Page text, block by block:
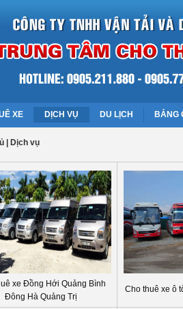
XE DỊCH VỤ DU LỊCH BẢNG
Dịch vụ
xe Đồng Hới Quảng Bình
Đông Hà Quảng Trị
Cho thuê xe ô